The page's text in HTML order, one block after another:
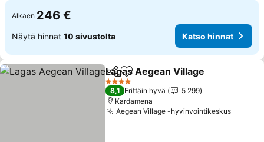
Alkaen 246 €
Näytä hinnat 10 sivustolta Katso hinnat
Jaa Lisää suosikkeihin
Lagas Aegean Village
4 Tähtiluokitus
8,1 Erittäin hyvä
5 299
Kardamena
Aegean Village -hyvinvointikeskus